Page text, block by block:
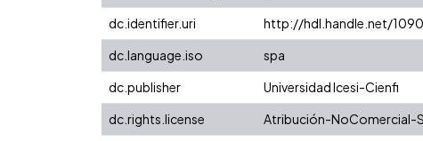
dc.identifier.uri
http://hdl.handle.net/
dc.language.iso
spa
dc.publisher
Universidad Icesi-Cienfi
dc.rights.license
Atribución-NoComercial-